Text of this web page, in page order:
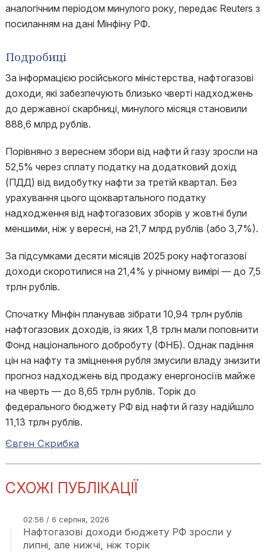
аналогічним періодом минулого року, передає Reuters з
посиланням на дані Мінфіну РФ.
Подробиці
За інформацією російського міністерства, нафтогазові
доходи, які забезпечують близько чверті надходжень
до державної скарбниці, минулого місяця становили
888,6 млрд рублів.
Порівняно з вереснем збори від нафти й газу зросли на
52,5% через сплату податку на додатковий дохід
(ПДД) від видобутку нафти за третій квартал. Без
урахування цього щоквартального податку
надходження від нафтогазових зборів у жовтні були
меншими, ніж у вересні, на 21,7 млрд рублів (або 3,7%).
За підсумками десяти місяців 2025 року нафтогазові
доходи скоротилися на 21,4% у річному вимірі — до 7,5
трлн рублів.
Спочатку Мінфін планував зібрати 10,94 трлн рублів
нафтогазових доходів, із яких 1,8 трлн мали поповнити
Фонд національного добробуту (ФНБ). Однак падіння
цін на нафту та зміцнення рубля змусили владу знизити
прогноз надходжень від продажу енергоносіїв майже
на чверть — до 8,65 трлн рублів. Торік до
федерального бюджету РФ від нафти й газу надійшло
11,13 трлн рублів.
Євген Скрибка
СХОЖІ ПУБЛІКАЦІЇ
02:56 / 6 серпня, 2026
Нафтогазові доходи бюджету РФ зросли у
липні, але нижчі, ніж торік